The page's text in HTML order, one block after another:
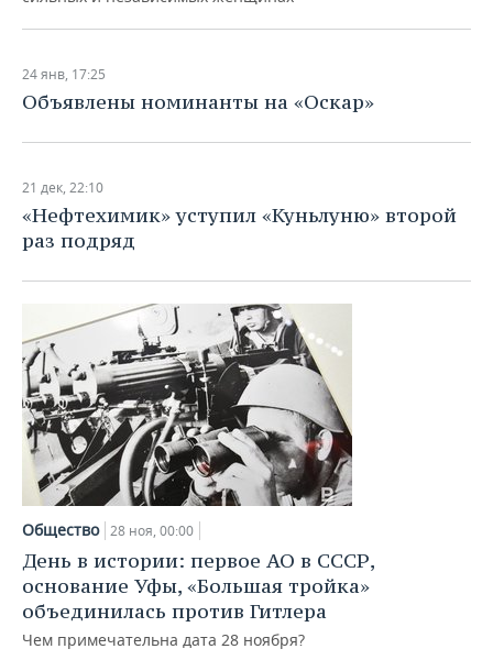
24 янв, 17:25
Объявлены номинанты на «Оскар»
21 дек, 22:10
«Нефтехимик» уступил «Куньлуню» второй
раз подряд
Общество 28 ноя, 00:00
День в истории: первое АО в СССР,
основание Уфы, «Большая тройка»
объединилась против Гитлера
Чем примечательна дата 28 ноября?